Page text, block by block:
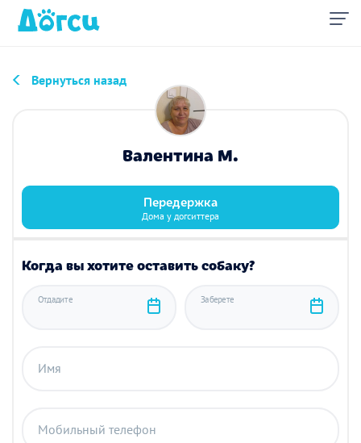
Вернуться назад
Валентина М.
Передержка
Дома у догситтера
Когда вы хотите оставить собаку?
Отдадите Заберете
Имя
Мобильный телефон